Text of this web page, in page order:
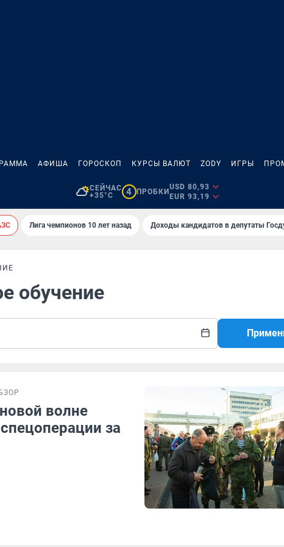
АФИША ГОРОСКОП КУРСЫ ВАЛЮТ ZODY ИГРЫ
СЕЙЧАС
+35°C
4 ПРОБКИ
USD 80,93
EUR 93,19
Лига чемпионов 10 лет назад Доходы кандидатов в депутаты
обучение
волне
за